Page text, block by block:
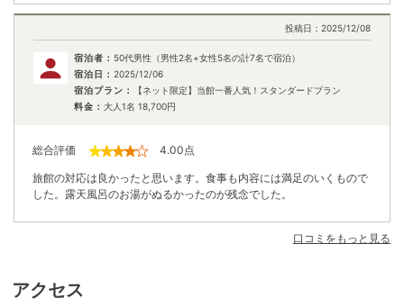
投稿日： 2025/12/08
宿泊者： 50代男性（男性2名+女性5名の計7名で宿泊）
宿泊日： 2025/12/06
宿泊プラン：
【ネット限定】当館一番人気！スタンダードプラン
料金： 大人1名 18,700円
総合評価 4.00点
旅館の対応は良かったと思います。食事も内容には満足のいくもので
した。露天風呂のお湯がぬるかったのが残念でした。
口コミをもっと見る
アクセス